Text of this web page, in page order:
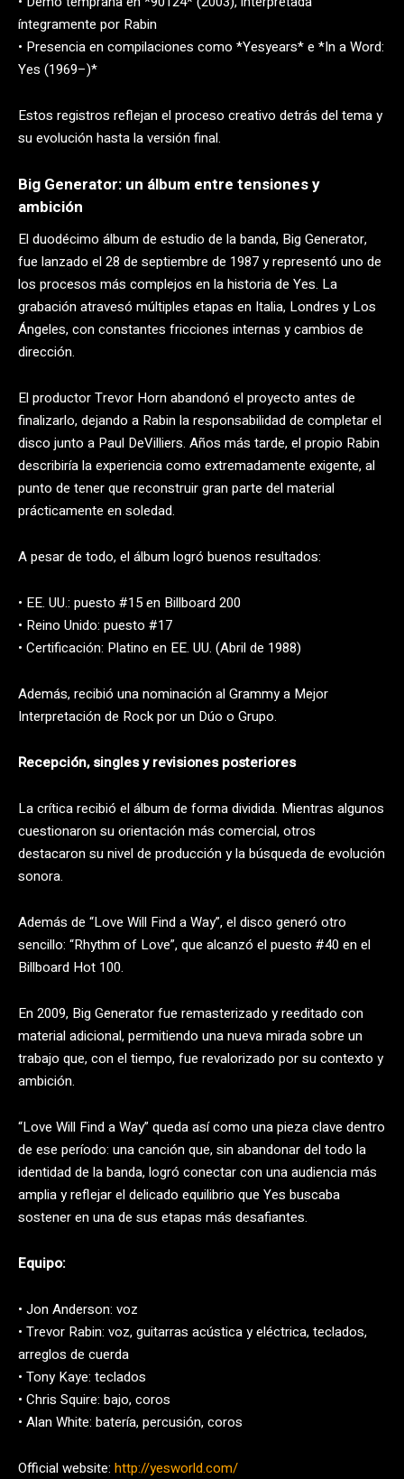
íntegramente por Rabin
• Presencia en compilaciones como *Yesyears* e *In a Word:
Yes (1969–)*
Estos registros reflejan el proceso creativo detrás del tema y
su evolución hasta la versión final.
Big Generator: un álbum entre tensiones y
ambición
El duodécimo álbum de estudio de la banda, Big Generator,
fue lanzado el 28 de septiembre de 1987 y representó uno de
los procesos más complejos en la historia de Yes. La
grabación atravesó múltiples etapas en Italia, Londres y Los
Ángeles, con constantes fricciones internas y cambios de
dirección.
El productor Trevor Horn abandonó el proyecto antes de
finalizarlo, dejando a Rabin la responsabilidad de completar el
disco junto a Paul DeVilliers. Años más tarde, el propio Rabin
describiría la experiencia como extremadamente exigente, al
punto de tener que reconstruir gran parte del material
prácticamente en soledad.
A pesar de todo, el álbum logró buenos resultados:
• EE. UU.: puesto #15 en Billboard 200
• Reino Unido: puesto #17
• Certificación: Platino en EE. UU. (Abril de 1988)
Además, recibió una nominación al Grammy a Mejor
Interpretación de Rock por un Dúo o Grupo.
Recepción, singles y revisiones posteriores
La crítica recibió el álbum de forma dividida. Mientras algunos
cuestionaron su orientación más comercial, otros
destacaron su nivel de producción y la búsqueda de evolución
sonora.
Además de “Love Will Find a Way”, el disco generó otro
sencillo: “Rhythm of Love”, que alcanzó el puesto #40 en el
Billboard Hot 100.
En 2009, Big Generator fue remasterizado y reeditado con
material adicional, permitiendo una nueva mirada sobre un
trabajo que, con el tiempo, fue revalorizado por su contexto y
ambición.
“Love Will Find a Way” queda así como una pieza clave dentro
de ese período: una canción que, sin abandonar del todo la
identidad de la banda, logró conectar con una audiencia más
amplia y reflejar el delicado equilibrio que Yes buscaba
sostener en una de sus etapas más desafiantes.
Equipo:
• Jon Anderson: voz
• Trevor Rabin: voz, guitarras acústica y eléctrica, teclados,
arreglos de cuerda
• Tony Kaye: teclados
• Chris Squire: bajo, coros
• Alan White: batería, percusión, coros
Official website: http://yesworld.com/